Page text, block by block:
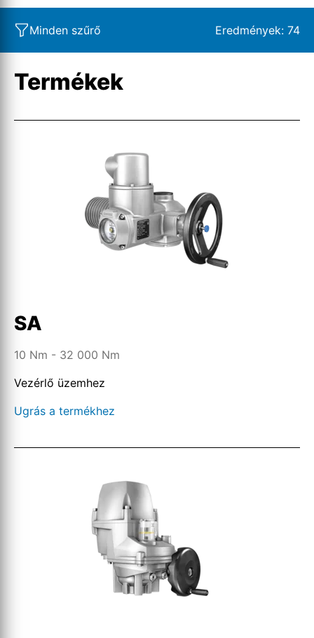
Minden szűrő Eredmények: 74
Termékek
SA
10 Nm - 32 000 Nm
Vezérlő üzemhez
Ugrás a termékhez